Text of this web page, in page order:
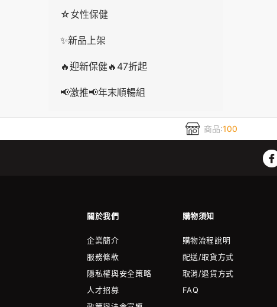
☆女性保健
✨新品上架
🔥迎新保健🔥47折起
📢激推📢年末順暢組
商品:100
關於我們 購物須知
企業簡介
服務條款
隱私權與安全策略
人才招募
購物流程說明
配送/取貨方式
取消/退貨方式
FAQ